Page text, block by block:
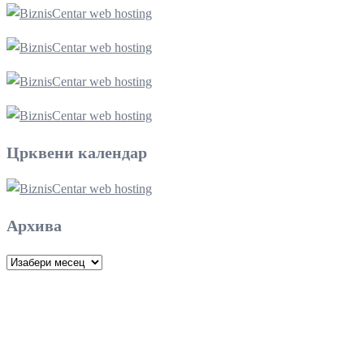
Црквени календар
Архива
Архива